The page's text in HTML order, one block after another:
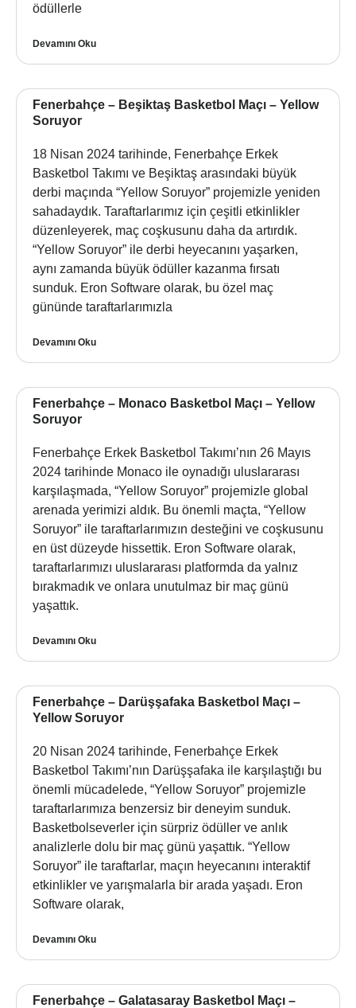
ödüllerle
Devamını Oku
Fenerbahçe – Beşiktaş Basketbol Maçı – Yellow
Soruyor
18 Nisan 2024 tarihinde, Fenerbahçe Erkek
Basketbol Takımı ve Beşiktaş arasındaki büyük
derbi maçında “Yellow Soruyor” projemizle yeniden
sahadaydık. Taraftarlarımız için çeşitli etkinlikler
düzenleyerek, maç coşkusunu daha da artırdık.
“Yellow Soruyor” ile derbi heyecanını yaşarken,
aynı zamanda büyük ödüller kazanma fırsatı
sunduk. Eron Software olarak, bu özel maç
gününde taraftarlarımızla
Devamını Oku
Fenerbahçe – Monaco Basketbol Maçı – Yellow
Soruyor
Fenerbahçe Erkek Basketbol Takımı’nın 26 Mayıs
2024 tarihinde Monaco ile oynadığı uluslararası
karşılaşmada, “Yellow Soruyor” projemizle global
arenada yerimizi aldık. Bu önemli maçta, “Yellow
Soruyor” ile taraftarlarımızın desteğini ve coşkusunu
en üst düzeyde hissettik. Eron Software olarak,
taraftarlarımızı uluslararası platformda da yalnız
bırakmadık ve onlara unutulmaz bir maç günü
yaşattık.
Devamını Oku
Fenerbahçe – Darüşşafaka Basketbol Maçı –
Yellow Soruyor
20 Nisan 2024 tarihinde, Fenerbahçe Erkek
Basketbol Takımı’nın Darüşşafaka ile karşılaştığı bu
önemli mücadelede, “Yellow Soruyor” projemizle
taraftarlarımıza benzersiz bir deneyim sunduk.
Basketbolseverler için sürpriz ödüller ve anlık
analizlerle dolu bir maç günü yaşattık. “Yellow
Soruyor” ile taraftarlar, maçın heyecanını interaktif
etkinlikler ve yarışmalarla bir arada yaşadı. Eron
Software olarak,
Devamını Oku
Fenerbahçe – Galatasaray Basketbol Maçı –